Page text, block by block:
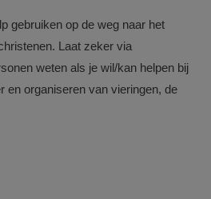
gebruiken op de weg naar het
Laat zeker via
weten als je wil/kan helpen bij
en organiseren van vieringen, de